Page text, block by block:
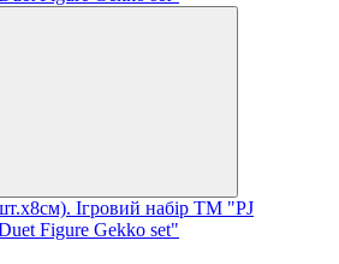
Ігровий набір TM "PJ
Figure Gekko set"